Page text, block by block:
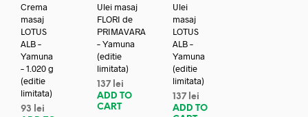
Crema
masaj
LOTUS
ALB –
Yamuna
– 1.020 g
(editie
limitata)
93
lei
Ulei masaj
FLORI de
PRIMAVARA
– Yamuna
(editie
limitata)
137 lei
ADD TO
CART
Ulei
masaj
LOTUS
ALB –
Yamuna
(editie
limitata)
137 lei
ADD TO